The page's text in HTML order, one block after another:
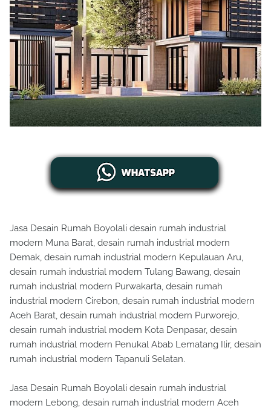
Jasa Desain Rumah Boyolali desain rumah industrial
modern Muna Barat, desain rumah industrial modern
Demak, desain rumah industrial modern Kepulauan Aru,
desain rumah industrial modern Tulang Bawang, desain
rumah industrial modern Purwakarta, desain rumah
industrial modern Cirebon, desain rumah industrial modern
Aceh Barat, desain rumah industrial modern Purworejo,
desain rumah industrial modern Kota Denpasar, desain
rumah industrial modern Penukal Abab Lematang Ilir, desain
rumah industrial modern Tapanuli Selatan.
Jasa Desain Rumah Boyolali desain rumah industrial
modern Lebong, desain rumah industrial modern Aceh